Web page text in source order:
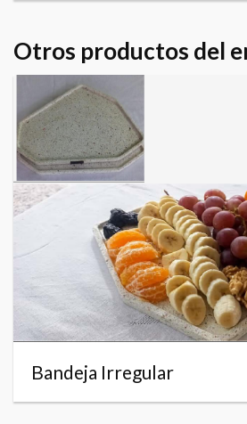
Otros productos del
Bandeja Irregular